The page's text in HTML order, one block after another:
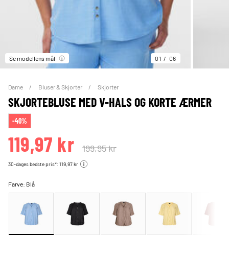
Se modellens mål 01 06
Dame Bluser & Skjorter Skjorter
SKJORTEBLUSE MED V-HALS OG KORTE ÆRMER
-40%
119,97 kr 199,95 kr
30-dages bedste pris*: 119,97 kr
Farve: Blå